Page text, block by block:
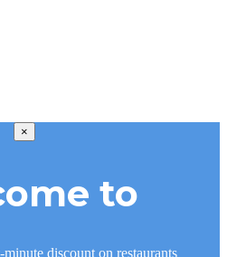
×
to
discount on restaurants